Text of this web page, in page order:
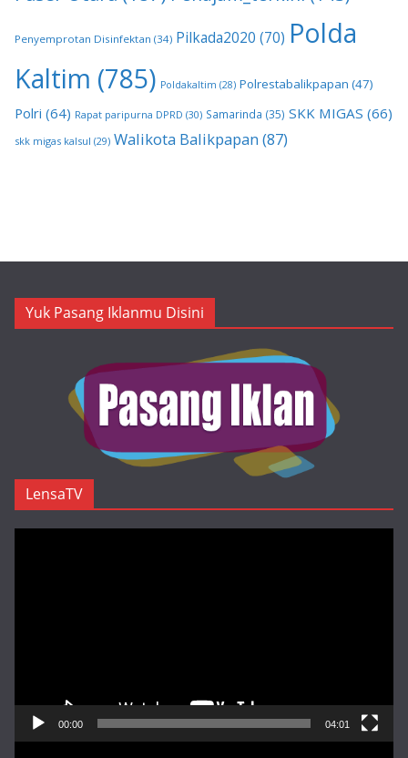
Penyemprotan Disinfektan (34) Pilkada2020 (70) Polda
Kaltim (785) Poldakaltim (28) Polrestabalikpapan (47)
Polri (64) Rapat paripurna DPRD (30) Samarinda (35) SKK MIGAS (66)
skk migas kalsul (29) Walikota Balikpapan (87)
Yuk Pasang Iklanmu Disini
LensaTV
00:00 04:01